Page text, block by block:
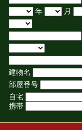
年
月
建物名
部屋番号
自宅
携帯